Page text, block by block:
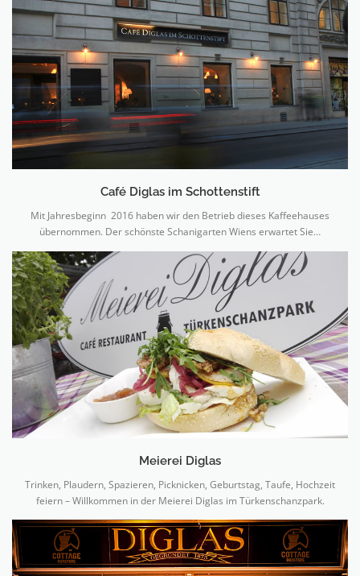
Café Diglas im Schottenstift
Mit Jahresbeginn 2016 haben wir den Betrieb dieses Kaffeehauses
übernommen. Der schönste Schanigarten Wiens erwartet Sie…
Meierei Diglas
Trinken, Plaudern, Spazieren, Picknicken, Geburtstag, Taufe, Hochzeit
feiern – Willkommen in der Meierei Diglas im Türkenschanzpark.